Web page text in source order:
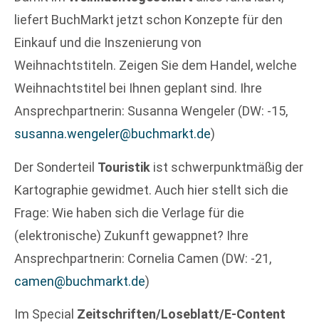
liefert BuchMarkt jetzt schon Konzepte für den
Einkauf und die Inszenierung von
Weihnachtstiteln. Zeigen Sie dem Handel, welche
Weihnachtstitel bei Ihnen geplant sind. Ihre
Ansprechpartnerin: Susanna Wengeler (DW: -15,
susanna.wengeler@buchmarkt.de)
Der Sonderteil Touristik ist schwerpunktmäßig der
Kartographie gewidmet. Auch hier stellt sich die
Frage: Wie haben sich die Verlage für die
(elektronische) Zukunft gewappnet? Ihre
Ansprechpartnerin: Cornelia Camen (DW: -21,
camen@buchmarkt.de)
Im Special Zeitschriften/Loseblatt/E-Content